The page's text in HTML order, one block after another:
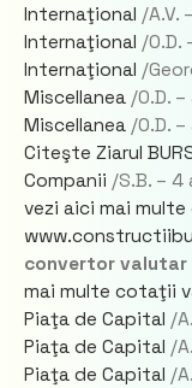
Internaţional /A.V. –
Internaţional /O.D.
Internaţional /
Miscellanea /O.D. –
Miscellanea /O.D. –
Citeşte Ziarul
Companii /S.B. – 4
vezi aici mai
convertor valutar
mai multe cotaţii
Piaţa de Capital /
Piaţa de Capital /
Piaţa de Capital /